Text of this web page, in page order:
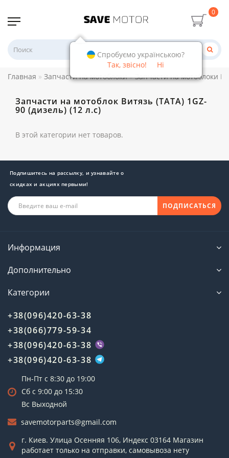
0
Главная Запчасти на мотоблоки Запчасти на мотоблоки
Запчасти на мотоблок Витязь (TATA) 1GZ-
90 (дизель) (12 л.с)
В этой категории нет товаров.
Подпишитесь на рассылку, и узнавайте о
скидках и акциях первыми!
ПОДПИСАТЬСЯ
Информация
Дополнительно
Категории
+38(096)420-63-38
+38(066)779-59-34
+38(096)420-63-38
+38(096)420-63-38
Пн-Пт с 8:30 до 19:00
Сб с 9:00 до 15:30
Вс Выходной
savemotorparts@gmail.com
г. Киев. Улица Осенняя 106, Индекс 03164 Магазин
работает только на отправки, самовывоза нету
Спробуємо українською?
Так, звісно!
Ні